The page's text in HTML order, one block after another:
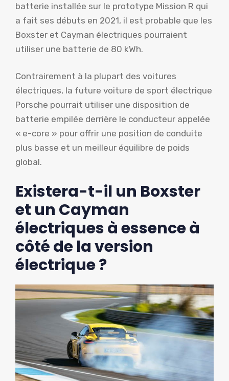
batterie installée sur le prototype Mission R qui
a fait ses débuts en 2021, il est probable que les
Boxster et Cayman électriques pourraient
utiliser une batterie de 80 kWh.
Contrairement à la plupart des voitures
électriques, la future voiture de sport électrique
Porsche pourrait utiliser une disposition de
batterie empilée derrière le conducteur appelée
« e-core » pour offrir une position de conduite
plus basse et un meilleur équilibre de poids
global.
Existera-t-il un Boxster
et un Cayman
électriques à essence à
côté de la version
électrique ?